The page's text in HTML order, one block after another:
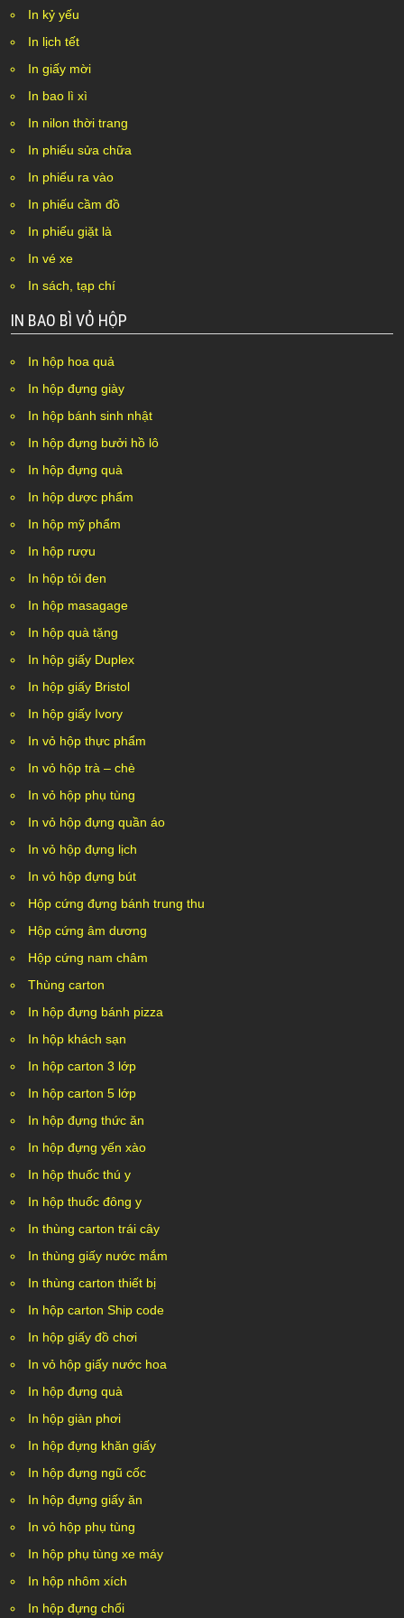
In kỷ yếu
In lịch tết
In giấy mời
In bao lì xì
In nilon thời trang
In phiếu sửa chữa
In phiếu ra vào
In phiếu cầm đồ
In phiếu giặt là
In vé xe
In sách, tạp chí
IN BAO BÌ VỎ HỘP
In hộp hoa quả
In hộp đựng giày
In hộp bánh sinh nhật
In hộp đựng bưởi hồ lô
In hộp đựng quà
In hộp dược phẩm
In hộp mỹ phẩm
In hộp rượu
In hộp tỏi đen
In hộp masagage
In hộp quà tặng
In hộp giấy Duplex
In hộp giấy Bristol
In hộp giấy Ivory
In vỏ hộp thực phẩm
In vỏ hộp trà – chè
In vỏ hộp phụ tùng
In vỏ hộp đựng quần áo
In vỏ hộp đựng lịch
In vỏ hộp đựng bút
Hộp cứng đựng bánh trung thu
Hộp cứng âm dương
Hộp cứng nam châm
Thùng carton
In hộp đựng bánh pizza
In hộp khách sạn
In hộp carton 3 lớp
In hộp carton 5 lớp
In hộp đựng thức ăn
In hộp đựng yến xào
In hộp thuốc thú y
In hộp thuốc đông y
In thùng carton trái cây
In thùng giấy nước mắm
In thùng carton thiết bị
In hộp carton Ship code
In hộp giấy đồ chơi
In vỏ hộp giấy nước hoa
In hộp đựng quà
In hộp giàn phơi
In hộp đựng khăn giấy
In hộp đựng ngũ cốc
In hộp đựng giấy ăn
In vỏ hộp phụ tùng
In hộp phụ tùng xe máy
In hộp nhôm xích
In hộp đựng chổi